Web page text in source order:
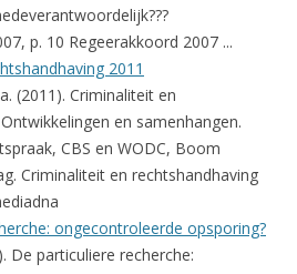
p. 10 Regeerakkoord 2007 ...
2011
(2011). Criminaliteit en
en samenhangen.
CBS en WODC, Boom
Criminaliteit en rechtshandhaving
ongecontroleerde opsporing?
De particuliere recherche: